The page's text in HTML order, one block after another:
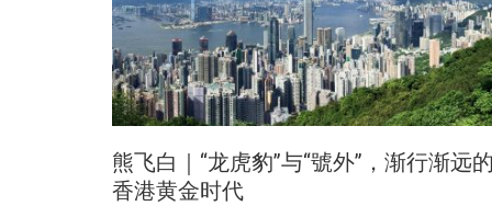
熊飞白｜“龙虎豹”与“號外”，渐行渐远
香港黄金时代